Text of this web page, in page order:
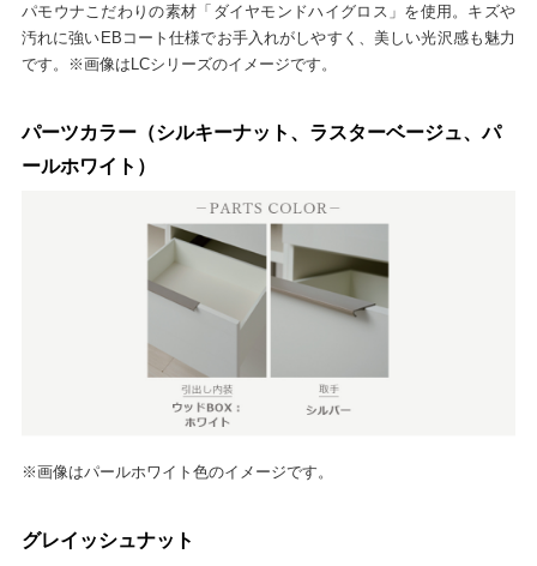
パモウナこだわりの素材「ダイヤモンドハイグロス」を使用。キズや
汚れに強いEBコート仕様でお手入れがしやすく、美しい光沢感も魅力
です。※画像はLCシリーズのイメージです。
パーツカラー（シルキーナット、ラスターベージュ、パ
ールホワイト）
※画像はパールホワイト色のイメージです。
グレイッシュナット